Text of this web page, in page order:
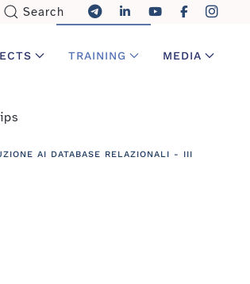
Search
TRAINING MEDIA
AI DATABASE RELAZIONALI - III